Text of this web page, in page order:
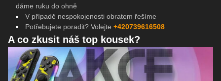
dáme ruku do ohně
V případě nespokojenosti obratem řešíme
Potřebujete poradit? Volejte +420739616508
A co zkusit náš top kousek?